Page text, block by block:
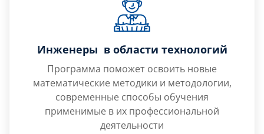
Инженеры в области технологий
Программа поможет освоить новые
математические методики и методологии,
современные способы обучения
применимые в их профессиональной
деятельности